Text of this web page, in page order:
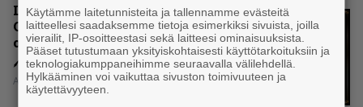
Levyarvio: Dirkschneider & The
Old Gang -albumista ei aina tiedä,
onko se tosissaan tehty vai ei
Aki Nuopponen
Käytämme laitetunnisteita ja tallennamme evästeitä
laitteellesi saadaksemme tietoja esimerkiksi sivuista, joilla
vierailit, IP-osoitteestasi sekä laitteesi ominaisuuksista.
Pääset tutustumaan yksityiskohtaisesti käyttötarkoituksiin ja
teknologiakumppaneihimme seuraavalla välilehdellä.
Hylkääminen voi vaikuttaa sivuston toimivuuteen ja
käytettävyyteen.